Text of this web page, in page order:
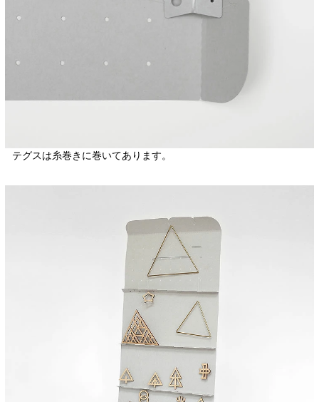
テグスは糸巻きに巻いてあります。